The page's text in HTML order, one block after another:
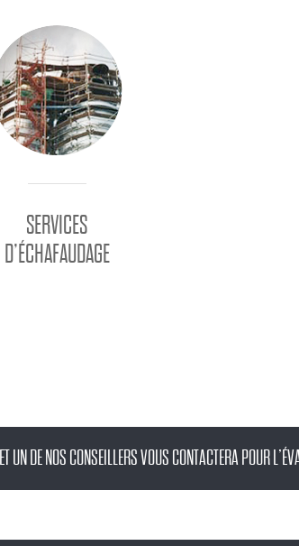
SERVICES
D’ÉCHAFAUDAGE
ET UN DE NOS CONSEILLERS VOUS CONTACTERA POUR